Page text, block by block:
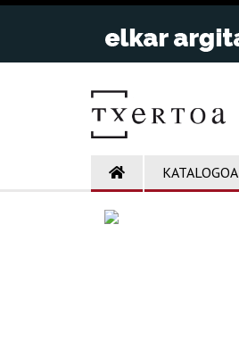
KATALOGOA